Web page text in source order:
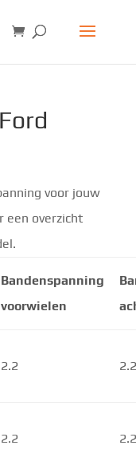
voor jouw
een overzicht
Bandenspanning
voorwielen
2.2
2.2